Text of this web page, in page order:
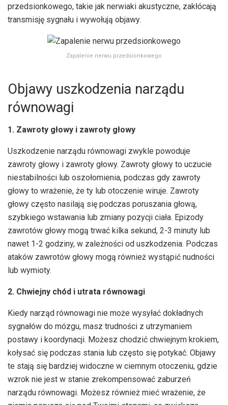
przedsionkowego, takie jak nerwiaki akustyczne, zakłócają
transmisję sygnału i wywołują objawy.
Zapalenie nerwu przedsionkowego
Objawy uszkodzenia narządu
równowagi
1. Zawroty głowy i zawroty głowy
Uszkodzenie narządu równowagi zwykle powoduje
zawroty głowy i zawroty głowy. Zawroty głowy to uczucie
niestabilności lub oszołomienia, podczas gdy zawroty
głowy to wrażenie, że ty lub otoczenie wiruje. Zawroty
głowy często nasilają się podczas poruszania głową,
szybkiego wstawania lub zmiany pozycji ciała. Epizody
zawrotów głowy mogą trwać kilka sekund, 2-3 minuty lub
nawet 1-2 godziny, w zależności od uszkodzenia. Podczas
ataków zawrotów głowy mogą również wystąpić nudności
lub wymioty.
2. Chwiejny chód i utrata równowagi
Kiedy narząd równowagi nie może wysyłać dokładnych
sygnałów do mózgu, masz trudności z utrzymaniem
postawy i koordynacji. Możesz chodzić chwiejnym krokiem,
kołysać się podczas stania lub często się potykać. Objawy
te stają się bardziej widoczne w ciemnym otoczeniu, gdzie
wzrok nie jest w stanie zrekompensować zaburzeń
narządu równowagi. Możesz również mieć wrażenie, że